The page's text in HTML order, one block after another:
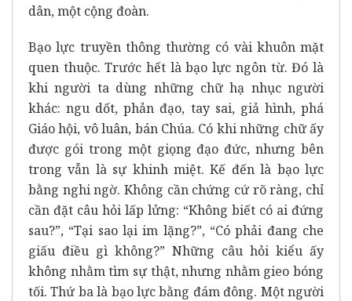
dân, một cộng đoàn.
Bạo lực truyền thông thường có vài khuôn mặt
quen thuộc. Trước hết là bạo lực ngôn từ. Đó là
khi người ta dùng những chữ hạ nhục người
khác: ngu dốt, phản đạo, tay sai, giả hình, phá
Giáo hội, vô luân, bán Chúa. Có khi những chữ ấy
được gói trong một giọng đạo đức, nhưng bên
trong vẫn là sự khinh miệt. Kế đến là bạo lực
bằng nghi ngờ. Không cần chứng cứ rõ ràng, chỉ
cần đặt câu hỏi lấp lửng: “Không biết có ai đứng
sau?”, “Tại sao lại im lặng?”, “Có phải đang che
giấu điều gì không?” Những câu hỏi kiểu ấy
không nhằm tìm sự thật, nhưng nhằm gieo bóng
tối. Thứ ba là bạo lực bằng đám đông. Một người